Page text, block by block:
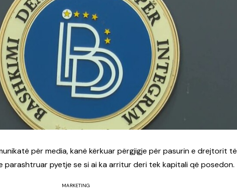
PARADITE ME NE
PIKËPAMJE
RECETA E DITES
RELAKS
RETRO JAVORE
për media, kanë kërkuar përgjigje për pasurin e drejtorit të
parashtruar pyetje se si ai ka arritur deri tek kapitali që posedon.
MARKETING